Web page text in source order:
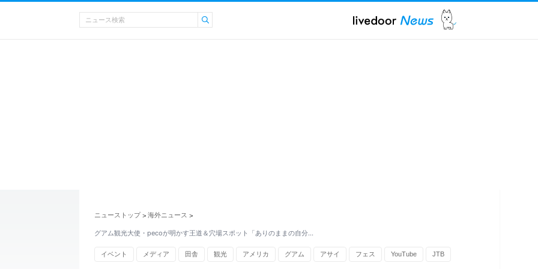
ニューストップ > 海外ニュース >
グアム観光大使・pecoが明かす王道＆穴場スポット「ありのままの自分…
イベント メディア 田舎 観光 アメリカ グアム アサイ フェス YouTube JTB